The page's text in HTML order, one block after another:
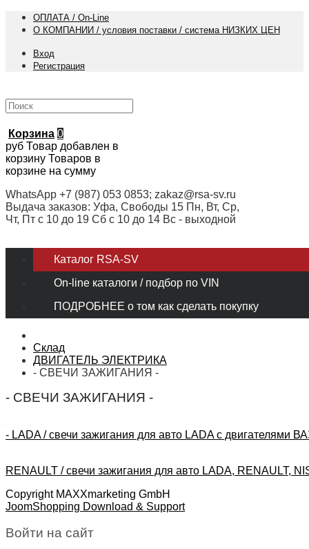
ОПЛАТА / On-Line
О КОМПАНИИ / условия поставки / система НИЗКИХ ЦЕН
Вход
Регистрация
Корзина 0
руб Товар добавлен в
корзину Товаров в
корзине на сумму
WhatsApp +7 (987) 053 0853; zakaz@rsa-sv.ru
Выдача заказов: Уфа, Свободы 15 Пн, Вт, Ср,
Чт, Пт с 10 до 19 Сб с 10 до 14 Вс - выходной
Каталог RSA-SV
On-line каталоги / подбор по VIN
ПОДРОБНЕЕ о том как сделать покупку
Склад
ДВИГАТЕЛЬ ЭЛЕКТРИКА
- СВЕЧИ ЗАЖИГАНИЯ -
- СВЕЧИ ЗАЖИГАНИЯ -
- LADA / cвечи зажигания для авто LADA с двигателями
RENAULT / свечи зажигания для авто LADA, RENAULT,
Copyright MAXXmarketing GmbH
JoomShopping Download & Support
Войти на сайт